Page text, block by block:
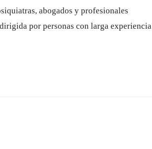
abogados y profesionales
por personas con larga experiencia